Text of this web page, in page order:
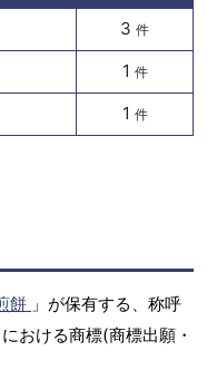
3 件
1 件
1 件
餅 」が保有する、称呼
おける商標(商標出願・